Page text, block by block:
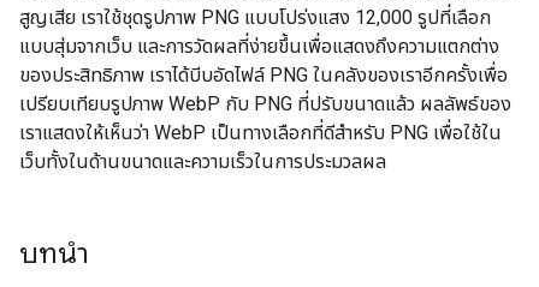
สูญเสีย เราใช้ชุดรูปภาพ PNG แบบโปร่งแสง 12,000 รูปที่เลือก
แบบสุ่มจากเว็บ และการวัดผลที่ง่ายขึ้นเพื่อแสดงถึงความแตกต่าง
ของประสิทธิภาพ เราได้บีบอัดไฟล์ PNG ในคลังของเราอีกครั้งเพื่อ
เปรียบเทียบรูปภาพ WebP กับ PNG ที่ปรับขนาดแล้ว ผลลัพธ์ของ
เราแสดงให้เห็นว่า WebP เป็นทางเลือกที่ดีสำหรับ PNG เพื่อใช้ใน
เว็บทั้งในด้านขนาดและความเร็วในการประมวลผล
บทนำ